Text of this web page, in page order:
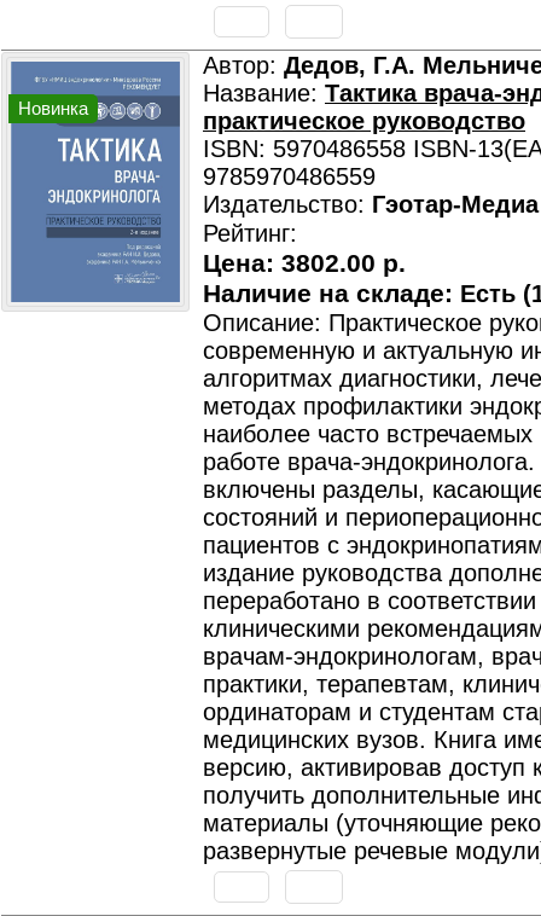
Новинка
Автор: Дедов, Г.А.
Название: Тактика врача-
практическое руководство
ISBN: 5970486558 ISBN-
9785970486559
Издательство: Гэотар-Медиа
Рейтинг:
Цена: 3802.00 р.
Наличие на складе: Есть
Описание: Практическое
современную и актуальную
алгоритмах диагностики,
методах профилактики
наиболее часто встречаемых
работе врача-
включены разделы,
состояний и
пациентов с
издание руководства
переработано в
клиническими
врачам-эндокринологам,
практики, терапевтам,
ординаторам и студентам
медицинских вузов. Книга
версию, активировав доступ
получить дополнительные
материалы (уточняющие
развернутые речевые